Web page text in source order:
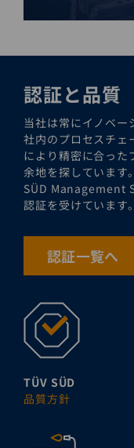
認証と品質
当社は常にイノベー
社内のプロセスチェ
により精密に合っ
余地を探しています
SÜD Management
認証を受けています。
認証一覧へ
TÜV SÜD
品質方針